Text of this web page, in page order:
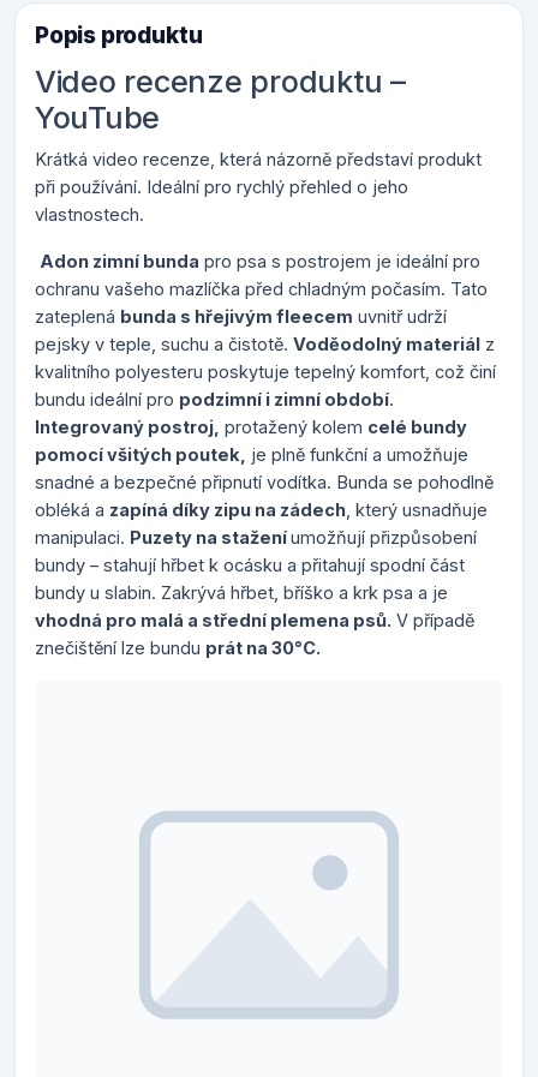
Popis produktu
Video recenze produktu –
YouTube
Krátká video recenze, která názorně představí produkt
při používání. Ideální pro rychlý přehled o jeho
vlastnostech.
Adon zimní bunda pro psa s postrojem je ideální pro
ochranu vašeho mazlíčka před chladným počasím. Tato
zateplená bunda s hřejivým fleecem uvnitř udrží
pejsky v teple, suchu a čistotě. Voděodolný materiál z
kvalitního polyesteru poskytuje tepelný komfort, což činí
bundu ideální pro podzimní i zimní období.
Integrovaný postroj, protažený kolem celé bundy
pomocí všitých poutek,
je plně funkční a umožňuje
snadné a bezpečné připnutí vodítka. Bunda se pohodlně
obléká a zapíná díky zipu na zádech , který usnadňuje
manipulaci. Puzety na staženíumožňují přizpůsobení
bundy – stahují hřbet k ocásku a přitahují spodní část
bundy u slabin. Zakrývá hřbet, bříško a krk psa a je
vhodná pro malá a střední plemena psů. V případě
znečištění lze bundu prát na 30°C.